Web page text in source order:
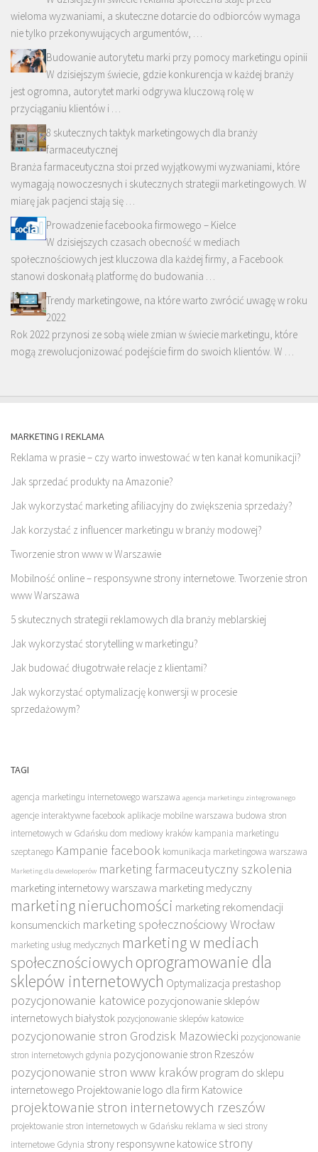
wieloma wyzwaniami, a skuteczne dotarcie do odbiorców wymaga
nie tylko przekonywujących argumentów, …
Budowanie autorytetu marki przy pomocy marketingu opinii
W dzisiejszym świecie, gdzie konkurencja w każdej branży
jest ogromna, autorytet marki odgrywa kluczową rolę w
przyciąganiu klientów i …
8 skutecznych taktyk marketingowych dla branży
farmaceutycznej
Branża farmaceutyczna stoi przed wyjątkowymi wyzwaniami, które
wymagają nowoczesnych i skutecznych strategii marketingowych. W
miarę jak pacjenci stają się …
Prowadzenie facebooka firmowego – Kielce
W dzisiejszych czasach obecność w mediach
społecznościowych jest kluczowa dla każdej firmy, a Facebook
stanowi doskonałą platformę do budowania …
Trendy marketingowe, na które warto zwrócić uwagę w roku
2022
Rok 2022 przynosi ze sobą wiele zmian w świecie marketingu, które
mogą zrewolucjonizować podejście firm do swoich klientów. W …
MARKETING I REKLAMA
Reklama w prasie – czy warto inwestować w ten kanał komunikacji?
Jak sprzedać produkty na Amazonie?
Jak wykorzystać marketing afiliacyjny do zwiększenia sprzedaży?
Jak korzystać z influencer marketingu w branży modowej?
Tworzenie stron www w Warszawie
Mobilność online – responsywne strony internetowe. Tworzenie stron
www Warszawa
5 skutecznych strategii reklamowych dla branży meblarskiej
Jak wykorzystać storytelling w marketingu?
Jak budować długotrwałe relacje z klientami?
Jak wykorzystać optymalizację konwersji w procesie
sprzedażowym?
TAGI
agencja marketingu internetowego warszawa agencja marketingu zintegrowanego
agencje interaktywne facebook aplikacje mobilne warszawa budowa stron
internetowych w Gdańsku dom mediowy kraków kampania marketingu
szeptanego Kampanie facebook komunikacja marketingowa warszawa
Marketing dla deweloperów marketing farmaceutyczny szkolenia
marketing internetowy warszawa marketing medyczny
marketing nieruchomości marketing rekomendacji
konsumenckich marketing społecznościowy Wrocław
marketing usług medycznych marketing w mediach
społecznościowych oprogramowanie dla
sklepów internetowych Optymalizacja prestashop
pozycjonowanie katowice pozycjonowanie sklepów
internetowych białystok pozycjonowanie sklepów katowice
pozycjonowanie stron Grodzisk Mazowiecki pozycjonowanie
stron internetowych gdynia pozycjonowanie stron Rzeszów
pozycjonowanie stron www kraków program do sklepu
internetowego Projektowanie logo dla firm Katowice
projektowanie stron internetowych rzeszów
projektowanie stron internetowych w Gdańsku reklama w sieci strony
internetowe Gdynia strony responsywne katowice strony